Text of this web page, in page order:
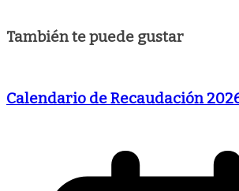
También te puede gustar
Calendario de Recaudación